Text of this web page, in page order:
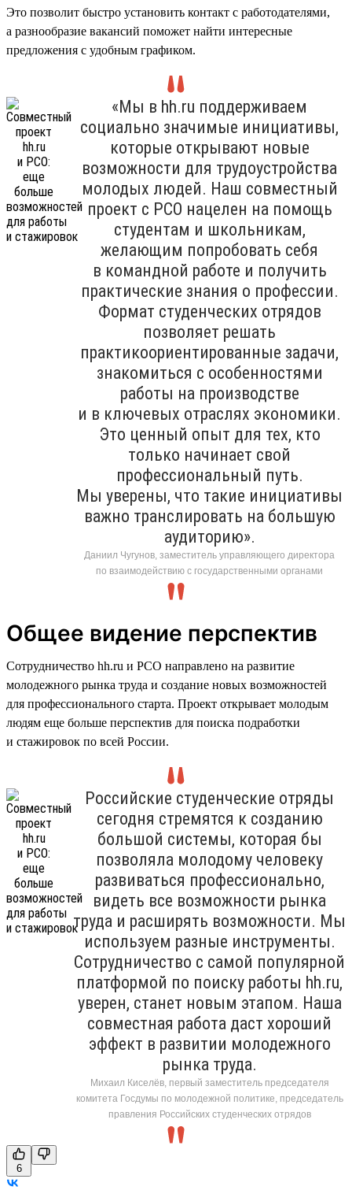
Это позволит быстро установить контакт с работодателями,
а разнообразие вакансий поможет найти интересные
предложения с удобным графиком.
«Мы в hh.ru поддерживаем
социально значимые инициативы,
которые открывают новые
возможности для трудоустройства
молодых людей. Наш совместный
проект с РСО нацелен на помощь
студентам и школьникам,
желающим попробовать себя
в командной работе и получить
практические знания о профессии.
Формат студенческих отрядов
позволяет решать
практикоориентированные задачи,
знакомиться с особенностями
работы на производстве
и в ключевых отраслях экономики.
Это ценный опыт для тех, кто
только начинает свой
профессиональный путь.
Мы уверены, что такие инициативы
важно транслировать на большую
аудиторию».
Даниил Чугунов, заместитель управляющего директора
по взаимодействию с государственными органами
Общее видение перспектив
Сотрудничество hh.ru и РСО направлено на развитие
молодежного рынка труда и создание новых возможностей
для профессионального старта. Проект открывает молодым
людям еще больше перспектив для поиска подработки
и стажировок по всей России.
Российские студенческие отряды
сегодня стремятся к созданию
большой системы, которая бы
позволяла молодому человеку
развиваться профессионально,
видеть все возможности рынка
труда и расширять возможности. Мы
используем разные инструменты.
Сотрудничество с самой популярной
платформой по поиску работы hh.ru,
уверен, станет новым этапом. Наша
совместная работа даст хороший
эффект в развитии молодежного
рынка труда.
Михаил Киселёв, первый заместитель председателя
комитета Госдумы по молодежной политике, председатель
правления Российских студенческих отрядов
6